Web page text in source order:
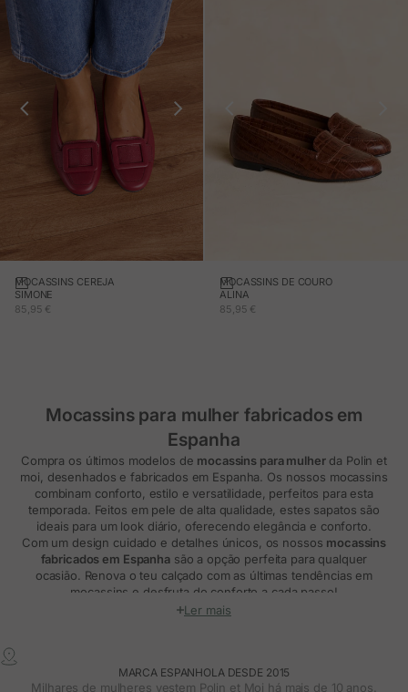
MOCASSINS CEREJA
SIMONE
PREÇO EM PROMOÇÃO
85,95 €
MOCASSINS DE COURO
ALINA
PREÇO EM PROMOÇÃO
85,95 €
Mocassins para mulher fabricados em
Espanha
Compra os últimos modelos de mocassins para mulherda Polin et
moi, desenhados e fabricados em Espanha. Os nossos mocassins
combinam conforto, estilo e versatilidade, perfeitos para esta
temporada. Feitos em pele de alta qualidade, estes sapatos são
ideais para um look diário, oferecendo elegância e conforto.
Com um design cuidado e detalhes únicos, os nossos mocassins
fabricados em Espanhasão a opção perfeita para qualquer
ocasião. Renova o teu calçado com as últimas tendências em
mocassins e desfruta do conforto a cada passo!
Mocassins de mulher elegantes: Um toque
perfeita de elegância, conforto e versatilidade. Desenhados e
Ler mais
MARCA ESPANHOLA DESDE 2015
Milhares de mulheres vestem Polin et Moi há mais de 10 anos.